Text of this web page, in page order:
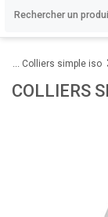
Colliers simple iso
COLLIERS